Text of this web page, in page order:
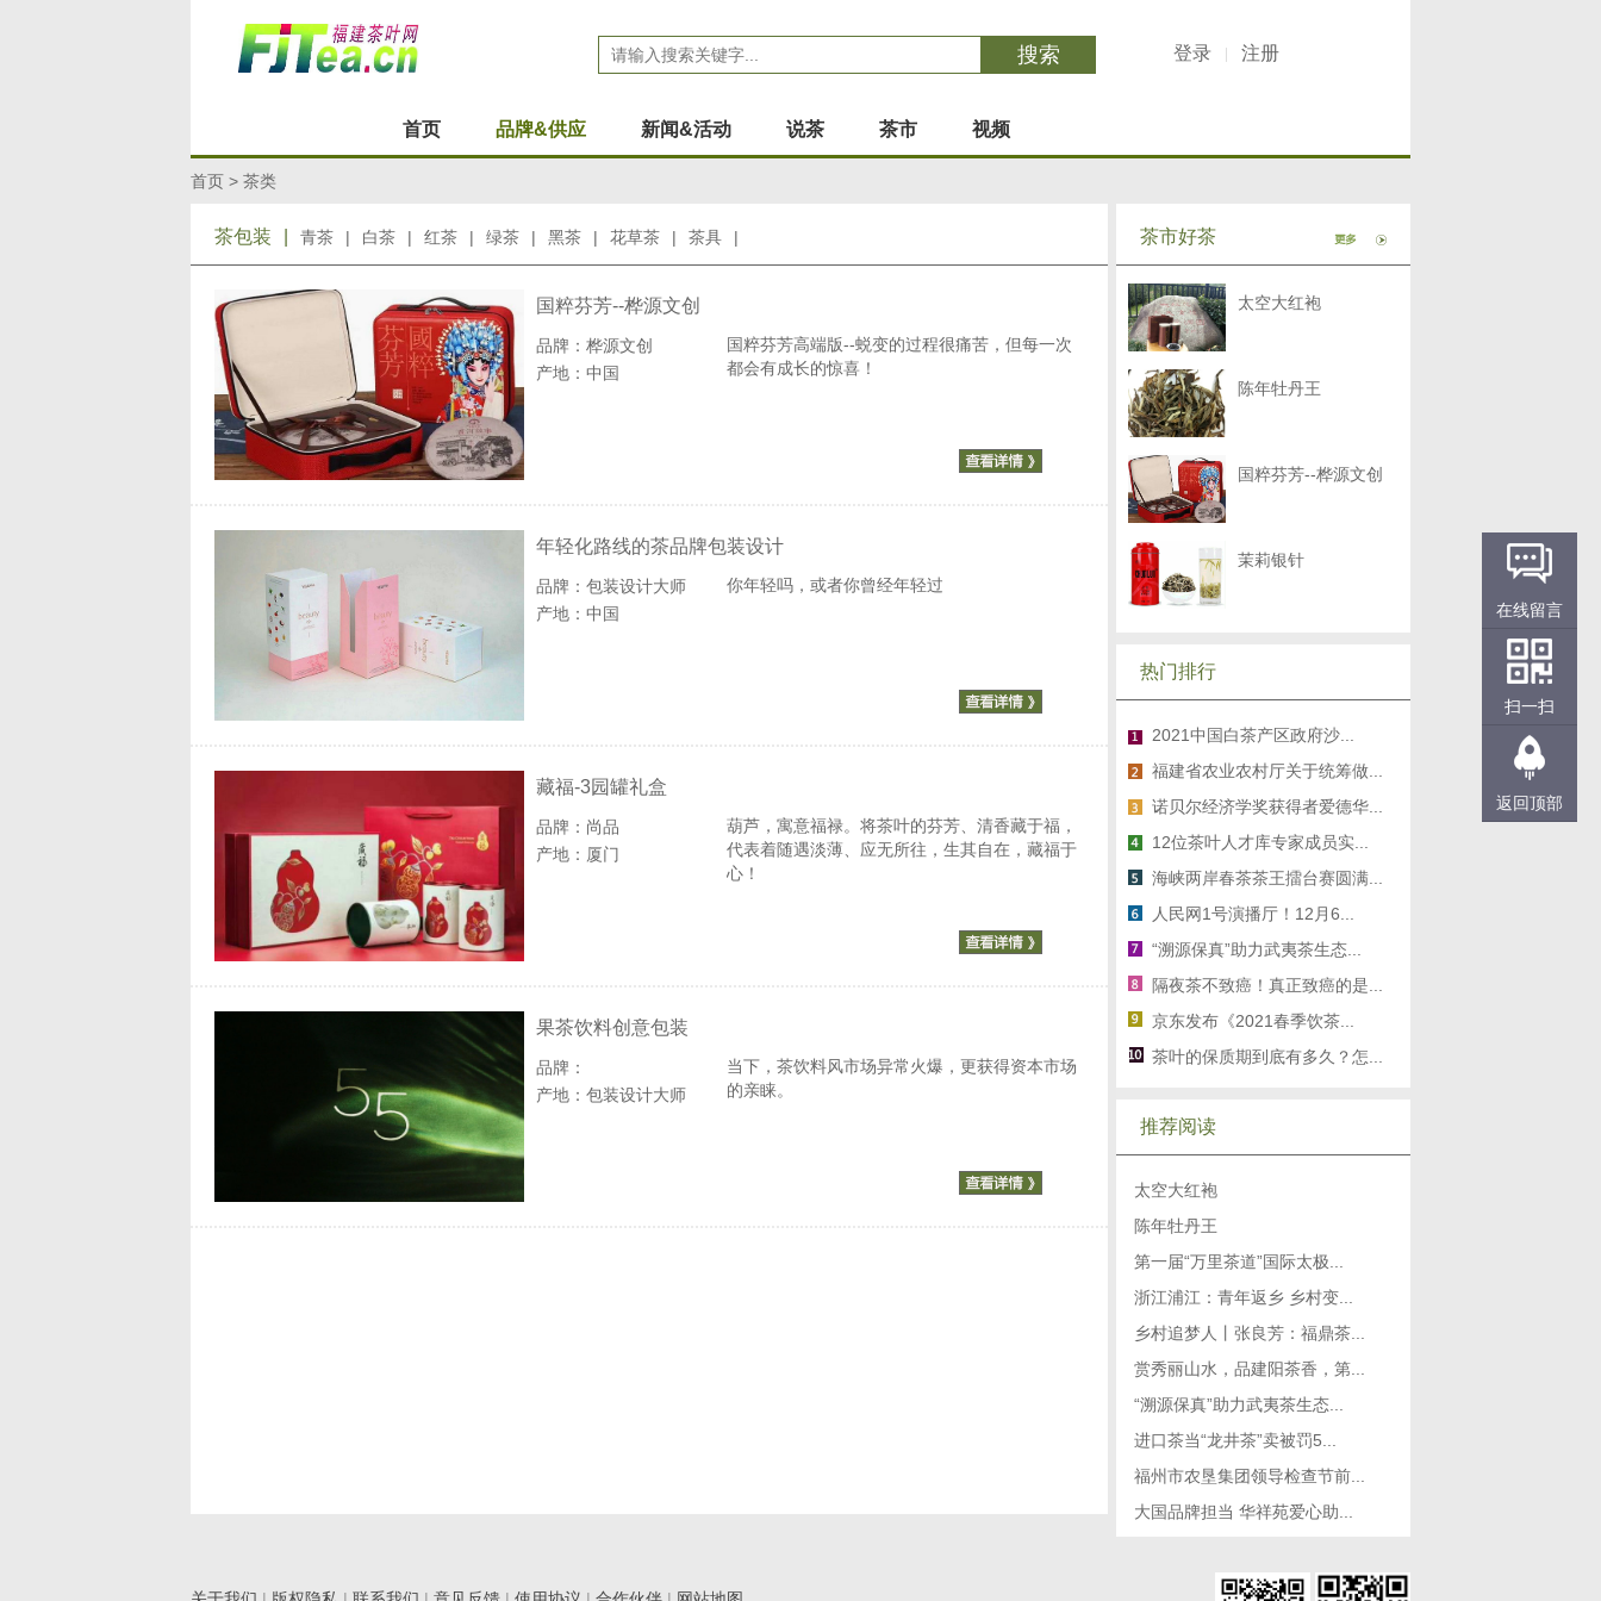
搜索 登录 注册
首页 品牌&供应 新闻&活动 说茶 茶市 视频
首页 > 茶类
茶包装 青茶 | 白茶 | 红茶 | 绿茶 | 黑茶 | 花草茶 | 茶具 |
国粹芬芳--桦源文创
品牌：桦源文创
产地：中国
国粹芬芳高端版--蜕变的过程很痛苦，但每一次
都会有成长的惊喜！
年轻化路线的茶品牌包装设计
品牌：包装设计大师
产地：中国
你年轻吗，或者你曾经年轻过
藏福-3园罐礼盒
品牌：尚品
产地：厦门
葫芦，寓意福禄。将茶叶的芬芳、清香藏于福，
代表着随遇淡薄、应无所往，生其自在，藏福于
心！
果茶饮料创意包装
品牌：
产地：包装设计大师
当下，茶饮料风市场异常火爆，更获得资本市场
的亲睐。
茶市好茶
太空大红袍
陈年牡丹王
国粹芬芳--桦源文创
茉莉银针
热门排行
2021中国白茶产区政府沙...
福建省农业农村厅关于统筹做...
诺贝尔经济学奖获得者爱德华...
12位茶叶人才库专家成员实...
海峡两岸春茶茶王擂台赛圆满...
人民网1号演播厅！12月6...
“溯源保真”助力武夷茶生态...
隔夜茶不致癌！真正致癌的是...
京东发布《2021春季饮茶...
茶叶的保质期到底有多久？怎...
推荐阅读
太空大红袍
陈年牡丹王
第一届“万里茶道”国际太极...
浙江浦江：青年返乡 乡村变...
乡村追梦人丨张良芳：福鼎茶...
赏秀丽山水，品建阳茶香，第...
“溯源保真”助力武夷茶生态...
进口茶当“龙井茶”卖被罚5...
福州市农垦集团领导检查节前...
大国品牌担当 华祥苑爱心助...
在线留言
扫一扫
返回顶部